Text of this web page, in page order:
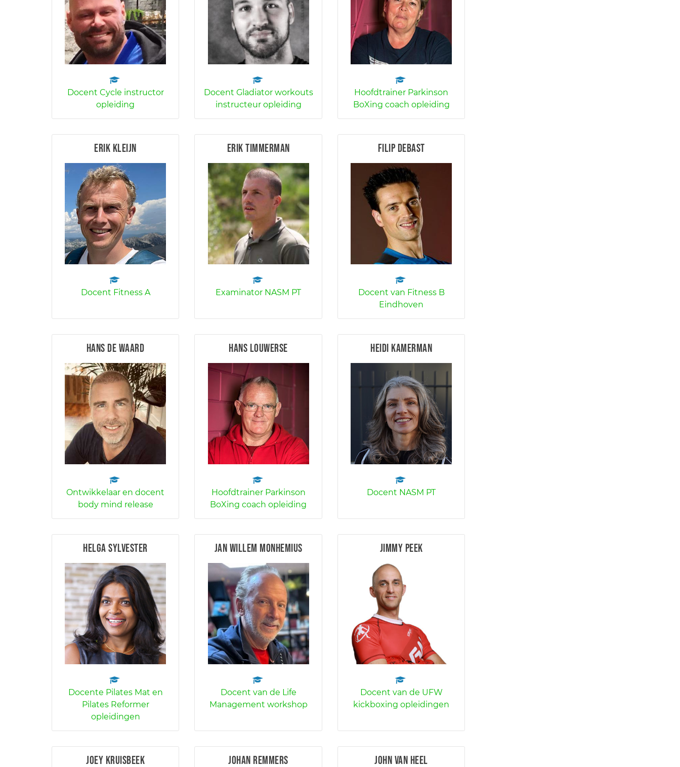
Docent Cycle instructor
opleiding
Docent Gladiator workouts
instructeur opleiding
Hoofdtrainer Parkinson
BoXing coach opleiding
Erik Kleijn
Docent Fitness A
Erik Timmerman
Examinator NASM PT
Filip Debast
Docent van Fitness B
Eindhoven
Hans de Waard
Ontwikkelaar en docent
body mind release
Hans Louwerse
Hoofdtrainer Parkinson
BoXing coach opleiding
Heidi Kamerman
Docent NASM PT
Helga Sylvester
Docente Pilates Mat en
Pilates Reformer
opleidingen
Jan Willem Monhemius
Docent van de Life
Management workshop
Jimmy Peek
Docent van de UFW
kickboxing opleidingen
Joey Kruisbeek Johan Remmers John van Heel